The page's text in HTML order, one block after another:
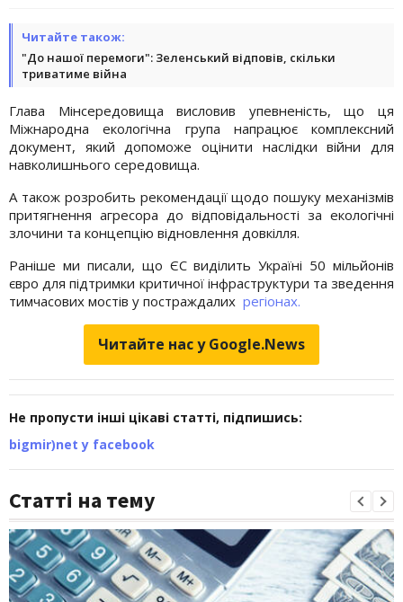
Читайте також:
"До нашої перемоги": Зеленський відповів, скільки
триватиме війна
Глава Мінсередовища висловив упевненість, що ця
Міжнародна екологічна група напрацює комплексний
документ, який допоможе оцінити наслідки війни для
навколишнього середовища.
А також розробить рекомендації щодо пошуку механізмів
притягнення агресора до відповідальності за екологічні
злочини та концепцію відновлення довкілля.
Раніше ми писали, що ЄС виділить Україні 50 мільйонів
євро для підтримки критичної інфраструктури та зведення
тимчасових мостів у постраждалих регіонах.
Читайте нас у Google.News
Не пропусти інші цікаві статті, підпишись:
bigmir)net у facebook
Статті на тему